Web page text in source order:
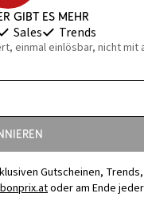
gibt es mehr
Sales Trends
einmal einlösbar, nicht
Gutscheinen,
oder am Ende